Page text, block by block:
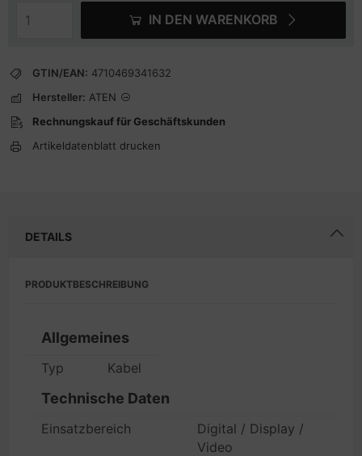
IN DEN WARENKORB
GTIN/EAN: 4710469341632
Hersteller: ATEN
Rechnungskauf für Geschäftskunden
Artikeldatenblatt drucken
DETAILS
PRODUKTBESCHREIBUNG
Allgemeines
Typ Kabel
Technische Daten
Einsatzbereich
Digital / Display /
Video